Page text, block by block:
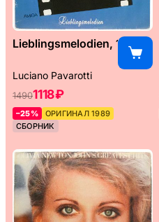
Lieblingsmelodien, 1989
Luciano Pavarotti
14901118 ₽
–25%
ОРИГИНАЛ 1989
СБОРНИК